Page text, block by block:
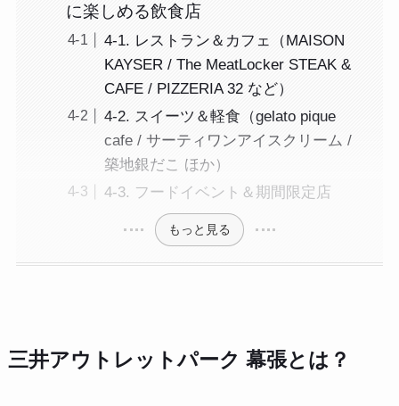
に楽しめる飲食店
4-1. レストラン＆カフェ（MAISON
KAYSER / The MeatLocker STEAK &
CAFE / PIZZERIA 32 など）
4-2. スイーツ＆軽食（gelato pique
cafe / サーティワンアイスクリーム /
築地銀だこ ほか）
4-3. フードイベント＆期間限定店
もっと見る
三井アウトレットパーク 幕張とは？